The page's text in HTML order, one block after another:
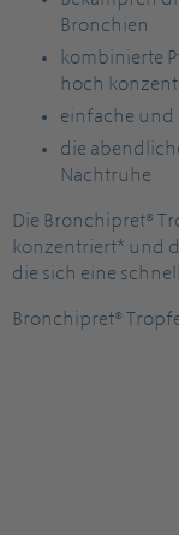
Bronchien
kombinierte
hoch
einfache und
die
Nachtruhe
Die Bronchipret®
konzentriert* und
die sich eine
Bronchipret®